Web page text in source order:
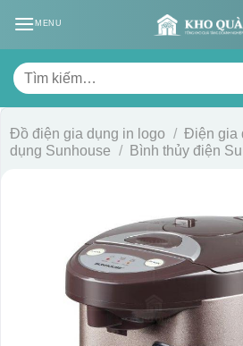
MENU
Tìm
kiếm:
Đồ điện gia dụng in logo / Điện gia
dụng Sunhouse / Bình thủy điện